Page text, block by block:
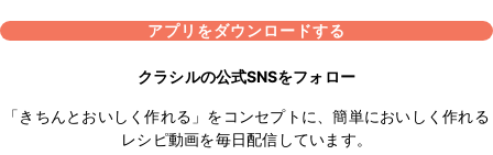
アプリをダウンロードする
クラシルの公式SNSをフォロー
「きちんとおいしく作れる」をコンセプトに、簡単においしく作れる
レシピ動画を毎日配信しています。